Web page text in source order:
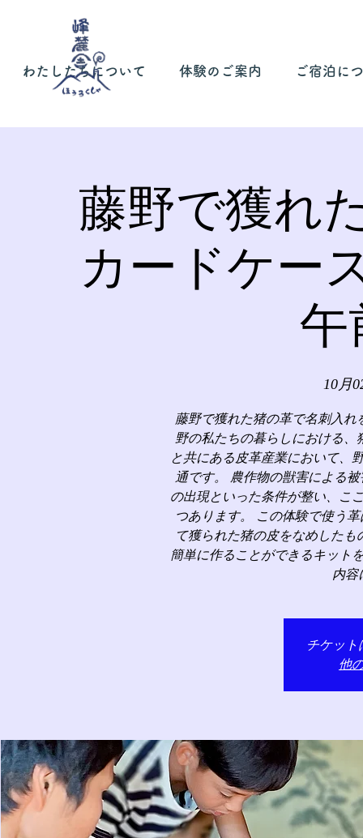
わたしたちについて 体験のご案内 ご宿泊に
藤野で獲れ
カードケー
午
10月
藤野で獲れた猪の革で名刺入
野の私たちの暮らしにおける
と共にある皮革産業において、
通です。 農作物の獣害による
の出現といった条件が整い、こ
つあります。 この体験で使う
て獲られた猪の皮をなめした
簡単に作ることができるキット
内容
チケット
他